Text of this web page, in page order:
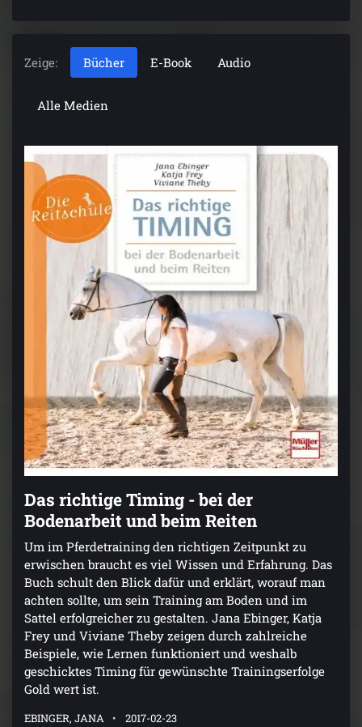
Zeige: Bücher E-Book Audio
Alle Medien
Das richtige Timing - bei der
Bodenarbeit und beim Reiten
Um im Pferdetraining den richtigen Zeitpunkt zu
erwischen braucht es viel Wissen und Erfahrung. Das
Buch schult den Blick dafür und erklärt, worauf man
achten sollte, um sein Training am Boden und im
Sattel erfolgreicher zu gestalten. Jana Ebinger, Katja
Frey und Viviane Theby zeigen durch zahlreiche
Beispiele, wie Lernen funktioniert und weshalb
geschicktes Timing für gewünschte Trainingserfolge
Gold wert ist.
EBINGER, JANA 2017-02-23